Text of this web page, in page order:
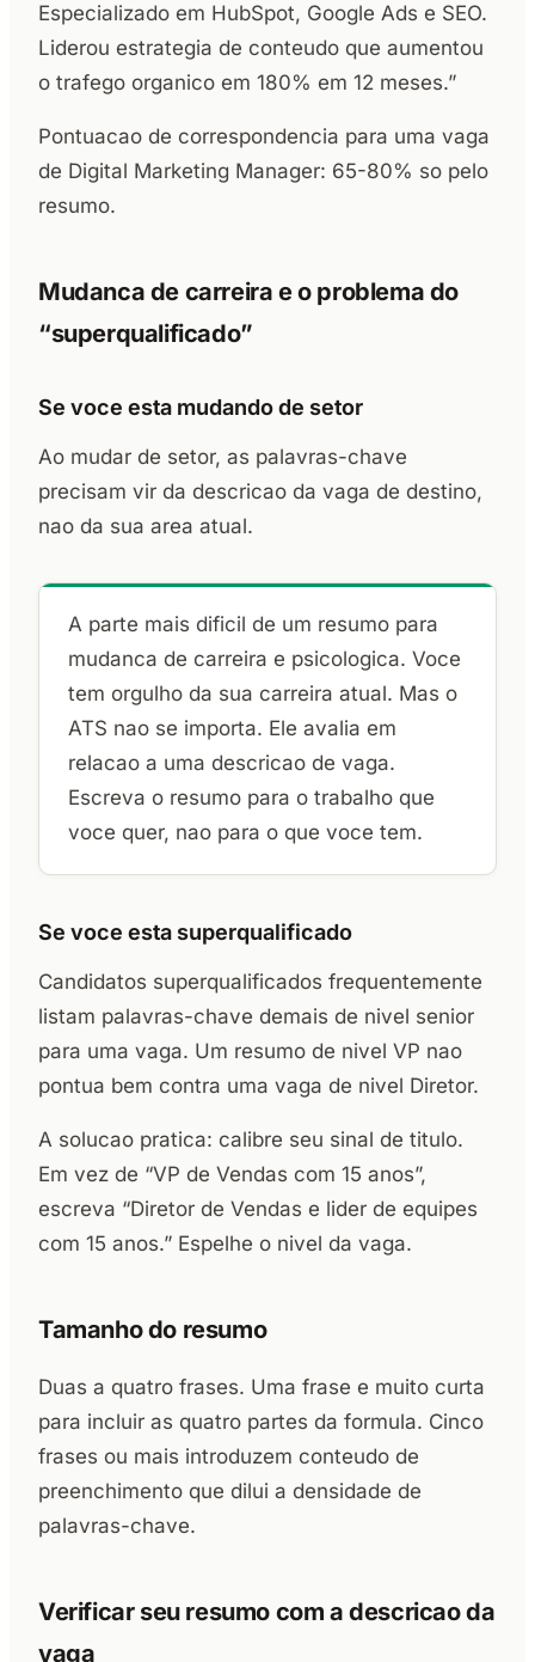
Especializado em HubSpot, Google Ads e SEO.
Liderou estrategia de conteudo que aumentou
o trafego organico em 180% em 12 meses.”
Pontuacao de correspondencia para uma vaga
de Digital Marketing Manager: 65-80% so pelo
resumo.
Mudanca de carreira e o problema do
“superqualificado”
Se voce esta mudando de setor
Ao mudar de setor, as palavras-chave
precisam vir da descricao da vaga de destino,
nao da sua area atual.
A parte mais dificil de um resumo para
mudanca de carreira e psicologica. Voce
tem orgulho da sua carreira atual. Mas o
ATS nao se importa. Ele avalia em
relacao a uma descricao de vaga.
Escreva o resumo para o trabalho que
voce quer, nao para o que voce tem.
Se voce esta superqualificado
Candidatos superqualificados frequentemente
listam palavras-chave demais de nivel senior
para uma vaga. Um resumo de nivel VP nao
pontua bem contra uma vaga de nivel Diretor.
A solucao pratica: calibre seu sinal de titulo.
Em vez de “VP de Vendas com 15 anos”,
escreva “Diretor de Vendas e lider de equipes
com 15 anos.” Espelhe o nivel da vaga.
Tamanho do resumo
Duas a quatro frases. Uma frase e muito curta
para incluir as quatro partes da formula. Cinco
frases ou mais introduzem conteudo de
preenchimento que dilui a densidade de
palavras-chave.
Verificar seu resumo com a descricao da
vaga